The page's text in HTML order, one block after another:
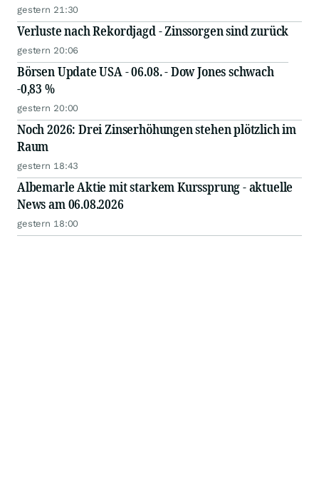
gestern 21:30
Verluste nach Rekordjagd - Zinssorgen sind zurück
gestern 20:06
Börsen Update USA - 06.08. - Dow Jones schwach
-0,83 %
gestern 20:00
Noch 2026: Drei Zinserhöhungen stehen plötzlich im
Raum
gestern 18:43
Albemarle Aktie mit starkem Kurssprung - aktuelle
News am 06.08.2026
gestern 18:00